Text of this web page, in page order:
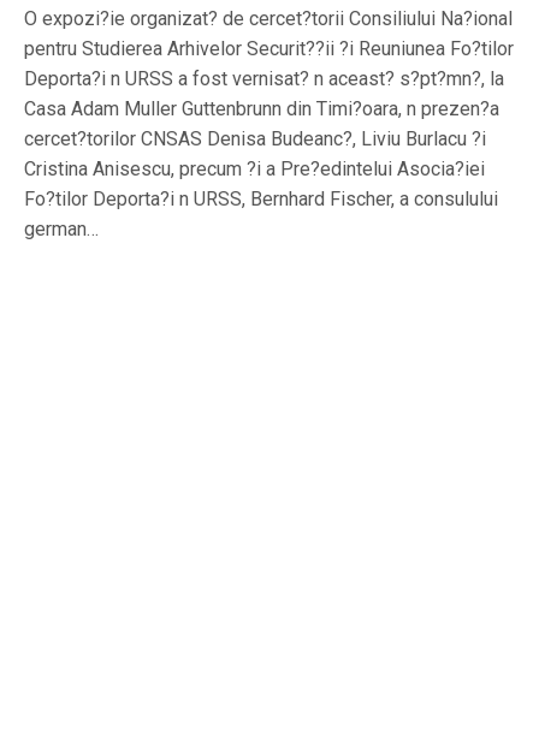
O expozi?ie organizat? de cercet?torii Consiliului Na?ional
pentru Studierea Arhivelor Securit??ii ?i Reuniunea Fo?tilor
Deporta?i n URSS a fost vernisat? n aceast? s?pt?mn?, la
Casa Adam Muller Guttenbrunn din Timi?oara, n prezen?a
cercet?torilor CNSAS Denisa Budeanc?, Liviu Burlacu ?i
Cristina Anisescu, precum ?i a Pre?edintelui Asocia?iei
Fo?tilor Deporta?i n URSS, Bernhard Fischer, a consulului
german…